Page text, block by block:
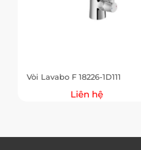
Vòi Lavabo F 18226-1D111
Liên hệ